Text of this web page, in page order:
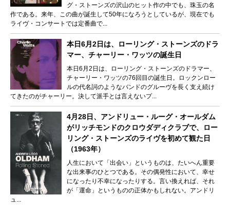
グ・ストーンズの沢山のヒット作の中でも、珠玉の名
作である。来年、この曲が誕生して50年になろうとしているが、現在でも
ライヴ・コンサートでは定番曲で...
本日6月2日は、ローリング・ストーンズのドラ
マー、チャーリー・ワッツの誕生日
本日6月2日は、ローリング・ストーンズのドラマー、
チャーリー・ワッツの76回目の誕生日。ロックンロー
ルの代名詞のようなバンドのグルーヴを長く支え続け
てきたのがチャーリー。決して派手とは言えないプ...
4月28日、アンドリュー・ルーグ・オールダム
がリッチモンドのクロウダディクラブで、ロー
リング・ストーンズのライヴを初めて観た日
（1963年）
人生において「出会い」というものは、たいへん重要
な出来事のひとつである。その偶発性において、幸せ
になったり不幸になったりする。言い換えれば、それ
が「運命」というものの正体かもしれない。アンドリ
ュ...